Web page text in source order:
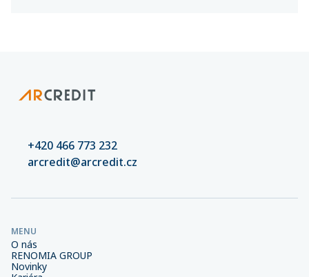
+420 466 773 232
arcredit@arcredit.cz
MENU
O nás
RENOMIA GROUP
Novinky